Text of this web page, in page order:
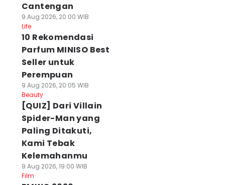
Cantengan
9 Aug 2026, 20:00 WIB
Life
10 Rekomendasi
Parfum MINISO Best
Seller untuk
Perempuan
9 Aug 2026, 20:05 WIB
Beauty
[QUIZ] Dari Villain
Spider-Man yang
Paling Ditakuti,
Kami Tebak
Kelemahanmu
9 Aug 2026, 19:00 WIB
Film